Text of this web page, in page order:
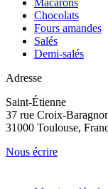
Chocolats
Fours amandes
Salés
Demi-salés
Adresse
Saint-Étienne
37 rue Croix-
31000 Toulouse,
Nous écrire